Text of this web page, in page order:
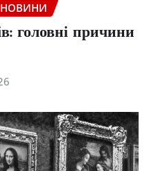
НОВИНИ
головні причини